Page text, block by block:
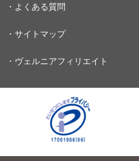
・よくある質問
・サイトマップ
・ヴェルニアフィリエイト